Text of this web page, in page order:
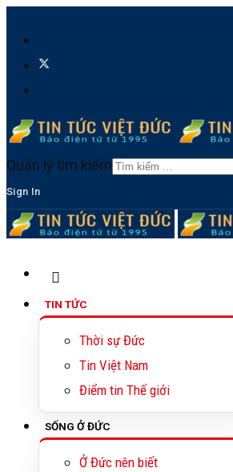
Quản lý tìm kiếm
Sign In
TIN TỨC
Thời sự Đức
Tin Việt Nam
Điểm tin Thế giới
SỐNG Ở ĐỨC
Ở Đức nên biết